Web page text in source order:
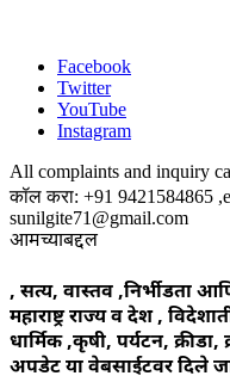
Facebook
Twitter
YouTube
Instagram
All complaints and inquiry
कॉल करा: +91 9421584865
sunilgite71@gmail.com
आमच्याबद्दल
, सत्य, वास्तव ,निर्भीडता
महाराष्ट्र राज्य व देश ,
धार्मिक ,कृषी, पर्यटन,
अपडेट या वेबसाईटवर दिले